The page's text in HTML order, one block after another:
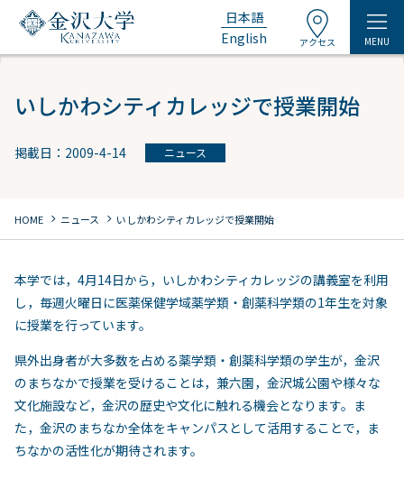
日本語
English
アクセス MENU
いしかわシティカレッジで授業開始
掲載日：2009-4-14 ニュース
HOME chevron_right ニュース chevron_right いしかわシティカレッジで授業開始
本学では，4月14日から，いしかわシティカレッジの講義室を利用
し，毎週火曜日に医薬保健学域薬学類・創薬科学類の1年生を対象
に授業を行っています。
県外出身者が大多数を占める薬学類・創薬科学類の学生が，金沢
のまちなかで授業を受けることは，兼六園，金沢城公園や様々な
文化施設など，金沢の歴史や文化に触れる機会となります。ま
た，金沢のまちなか全体をキャンパスとして活用することで，ま
ちなかの活性化が期待されます。